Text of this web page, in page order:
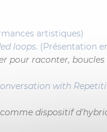
artistiques)
loops. (Présentation
pour raconter,
with
dispositif